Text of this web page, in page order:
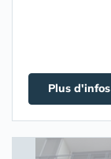
Plus d'infos